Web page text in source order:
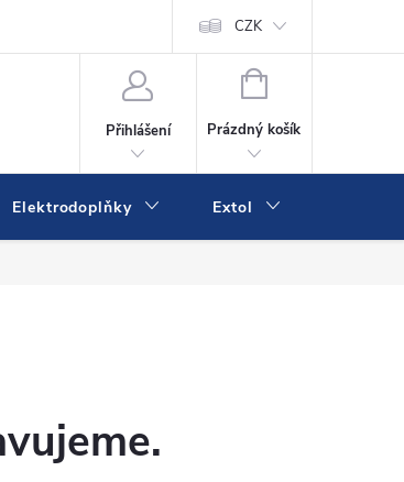
Kontakty
CZK
Přihlášení
NÁKUPNÍ
Prázdný košík
Elektrodoplňky Extol